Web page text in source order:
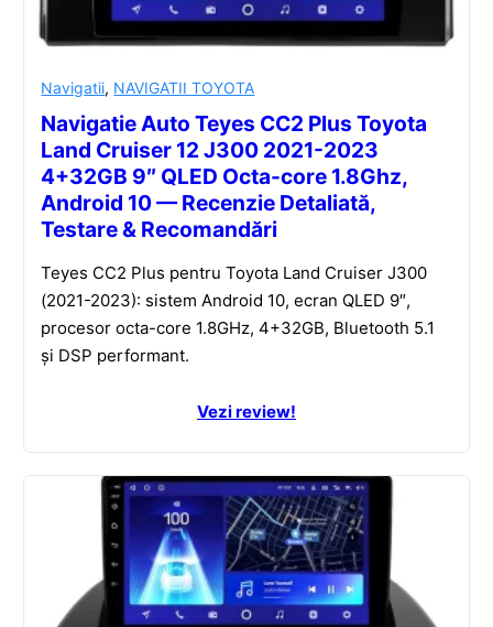
Navigatii, NAVIGATII TOYOTA
Navigatie Auto Teyes CC2 Plus Toyota
Land Cruiser 12 J300 2021-2023
4+32GB 9″ QLED Octa-core 1.8Ghz,
Android 10 — Recenzie Detaliată,
Testare & Recomandări
Teyes CC2 Plus pentru Toyota Land Cruiser J300
(2021-2023): sistem Android 10, ecran QLED 9″,
procesor octa-core 1.8GHz, 4+32GB, Bluetooth 5.1
și DSP performant.
Vezi review!